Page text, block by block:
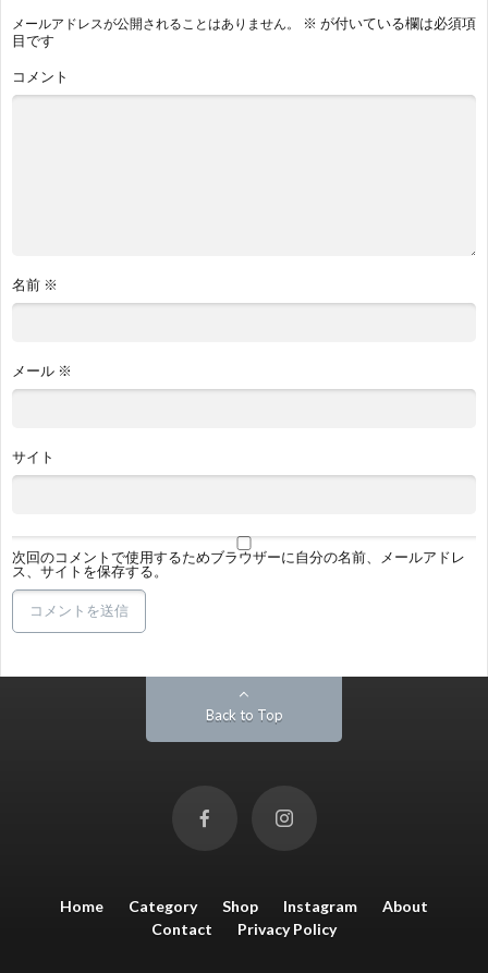
メールアドレスが公開されることはありません。 ※ が付いている欄は必須項
目です
コメント
名前 ※
メール ※
サイト
次回のコメントで使用するためブラウザーに自分の名前、メールアドレ
ス、サイトを保存する。
Back to Top
Home Category Shop Instagram
About
Contact
Privacy Policy